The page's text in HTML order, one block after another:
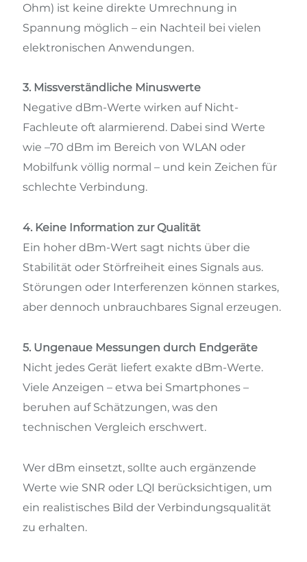
Ohm) ist keine direkte Umrechnung in
Spannung möglich – ein Nachteil bei vielen
elektronischen Anwendungen.
3. Missverständliche Minuswerte
Negative dBm-Werte wirken auf Nicht-
Fachleute oft alarmierend. Dabei sind Werte
wie –70 dBm im Bereich von WLAN oder
Mobilfunk völlig normal – und kein Zeichen für
schlechte Verbindung.
4. Keine Information zur Qualität
Ein hoher dBm-Wert sagt nichts über die
Stabilität oder Störfreiheit eines Signals aus.
Störungen oder Interferenzen können starkes,
aber dennoch unbrauchbares Signal erzeugen.
5. Ungenaue Messungen durch Endgeräte
Nicht jedes Gerät liefert exakte dBm-Werte.
Viele Anzeigen – etwa bei Smartphones –
beruhen auf Schätzungen, was den
technischen Vergleich erschwert.
Wer dBm einsetzt, sollte auch ergänzende
Werte wie SNR oder LQI berücksichtigen, um
ein realistisches Bild der Verbindungsqualität
zu erhalten.